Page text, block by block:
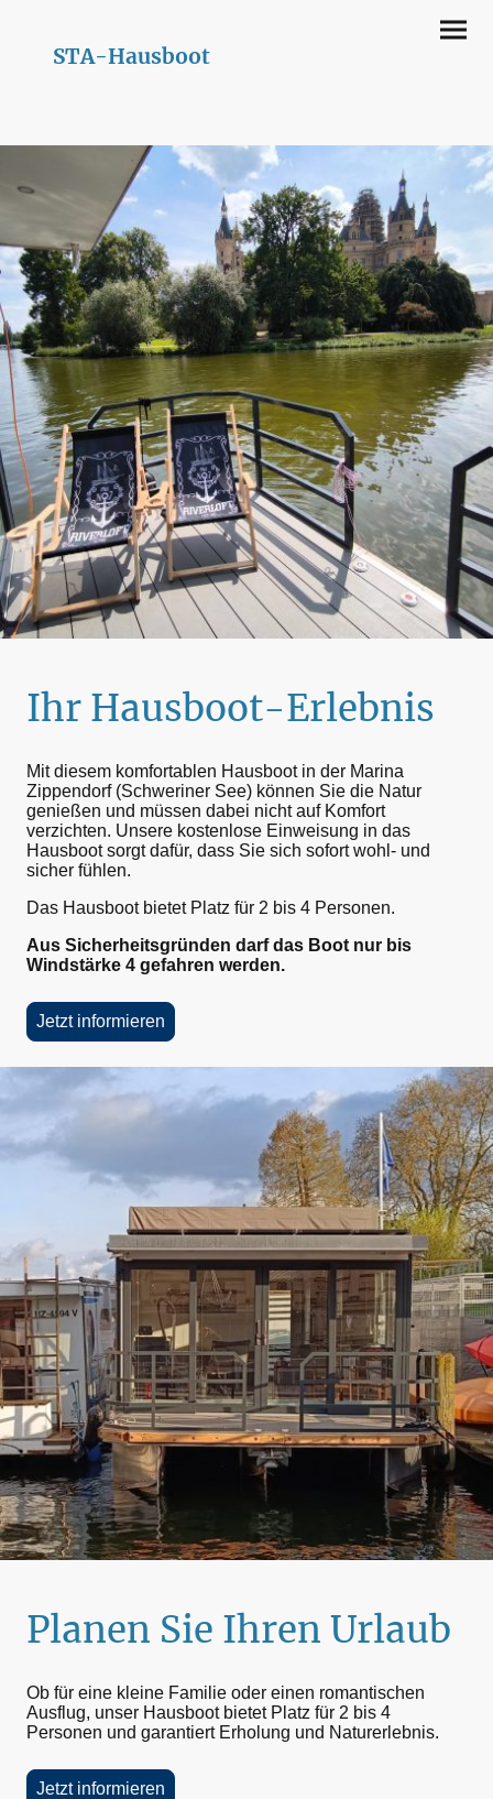
STA-Hausboot
Ihr Hausboot-Erlebnis
Mit diesem komfortablen Hausboot in der Marina
Zippendorf (Schweriner See) können Sie die Natur
genießen und müssen dabei nicht auf Komfort
verzichten. Unsere kostenlose Einweisung in das
Hausboot sorgt dafür, dass Sie sich sofort wohl- und
sicher fühlen.
Das Hausboot bietet Platz für 2 bis 4 Personen.
Aus Sicherheitsgründen darf das Boot nur bis
Windstärke 4 gefahren werden.
Jetzt informieren
Planen Sie Ihren Urlaub
Ob für eine kleine Familie oder einen romantischen
Ausflug, unser Hausboot bietet Platz für 2 bis 4
Personen und garantiert Erholung und Naturerlebnis.
Jetzt informieren